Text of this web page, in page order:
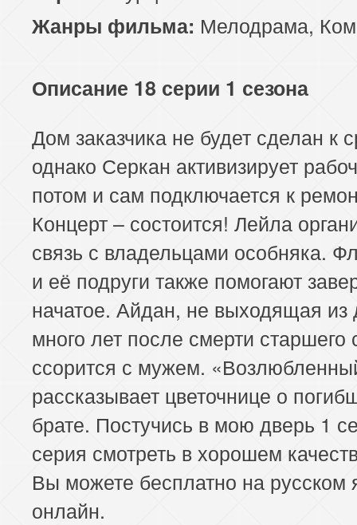
Жанры фильма: Мелодрама,
Описание 18 серии 1 сезона
Дом заказчика не будет сделан к
однако Серкан активизирует
потом и сам подключается к
Концерт – состоится! Лейла
связь с владельцами особняка.
и её подруги также помогают
начатое. Айдан, не выходящая из
много лет после смерти старшего
ссорится с мужем.
рассказывает цветочнице о
брате. Постучись в мою дверь 1
серия смотреть в хорошем
Вы можете бесплатно на русском
онлайн.